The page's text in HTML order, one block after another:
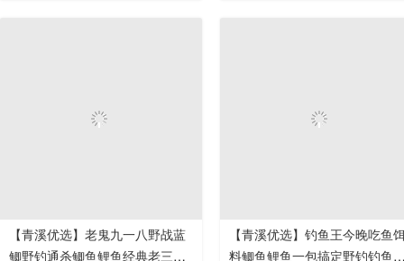
【青溪优选】老鬼九一八野战蓝
鲫野钓通杀鲫鱼鲤鱼经典老三样
【青溪优选】钓鱼王今晚吃鱼
料鲫鱼鲤鱼一包搞定野钓钓鱼